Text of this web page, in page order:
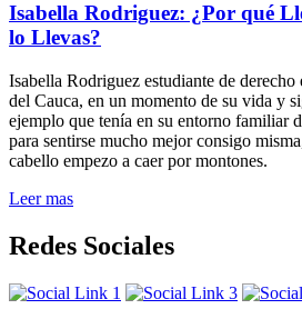
Isabella Rodriguez: ¿Por qué
lo Llevas?
Isabella Rodriguez estudiante de
del Cauca, en un momento de su vida y
ejemplo que tenía en su entorno familiar
para sentirse mucho mejor consigo
cabello empezo a caer por montones.
Leer mas
Redes Sociales